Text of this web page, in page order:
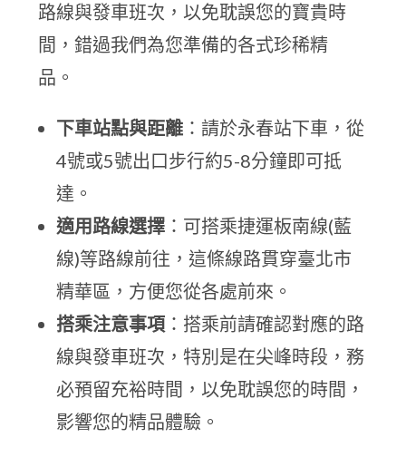
路線與發車班次，以免耽誤您的寶貴時
間，錯過我們為您準備的各式珍稀精
品。
下車站點與距離 ：請於永春站下車，從
4號或5號出口步行約5-8分鐘即可抵
達。
適用路線選擇 ：可搭乘捷運板南線(藍
線)等路線前往，這條線路貫穿臺北市
精華區，方便您從各處前來。
搭乘注意事項 ：搭乘前請確認對應的路
線與發車班次，特別是在尖峰時段，務
必預留充裕時間，以免耽誤您的時間，
影響您的精品體驗。